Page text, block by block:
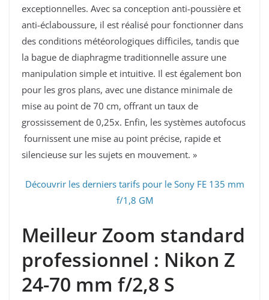
exceptionnelles. Avec sa conception anti-poussière et
anti-éclaboussure, il est réalisé pour fonctionner dans
des conditions météorologiques difficiles, tandis que
la bague de diaphragme traditionnelle assure une
manipulation simple et intuitive. Il est également bon
pour les gros plans, avec une distance minimale de
mise au point de 70 cm, offrant un taux de
grossissement de 0,25x. Enfin, les systèmes autofocus
fournissent une mise au point précise, rapide et
silencieuse sur les sujets en mouvement. »
Découvrir les derniers tarifs pour le Sony FE 135 mm
f/1,8 GM
Meilleur Zoom standard
professionnel : Nikon Z
24-70 mm f/2,8 S